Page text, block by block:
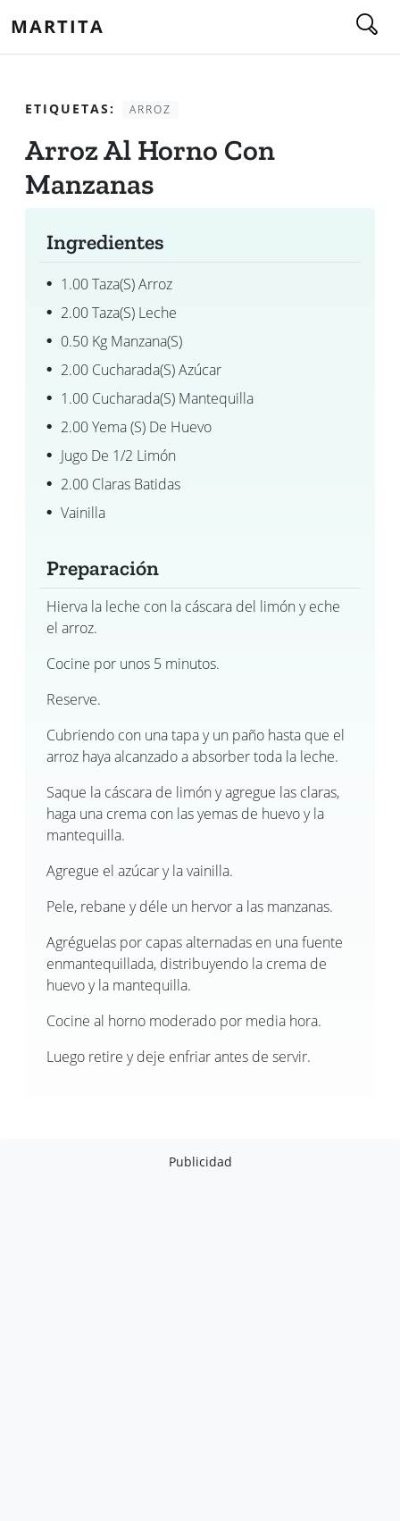
MARTITA
ETIQUETAS: ARROZ
Arroz Al Horno Con
Manzanas
Ingredientes
1.00 Taza(s) Arroz
2.00 Taza(s) Leche
0.50 Kg Manzana(s)
2.00 Cucharada(s) Azúcar
1.00 Cucharada(s) Mantequilla
2.00 Yema (s) De Huevo
Jugo De 1/2 Limón
2.00 Claras Batidas
Vainilla
Preparación
Hierva la leche con la cáscara del limón y eche
el arroz.
Cocine por unos 5 minutos.
Reserve.
Cubriendo con una tapa y un paño hasta que el
arroz haya alcanzado a absorber toda la leche.
Saque la cáscara de limón y agregue las claras,
haga una crema con las yemas de huevo y la
mantequilla.
Agregue el azúcar y la vainilla.
Pele, rebane y déle un hervor a las manzanas.
Agréguelas por capas alternadas en una fuente
enmantequillada, distribuyendo la crema de
huevo y la mantequilla.
Cocine al horno moderado por media hora.
Luego retire y deje enfriar antes de servir.
Publicidad